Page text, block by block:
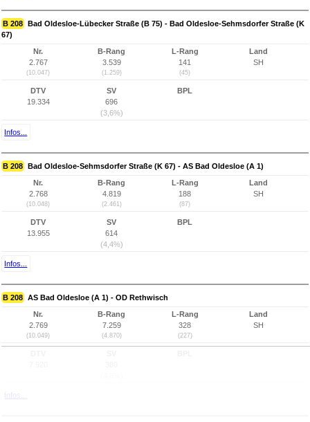
B 208 Bad Oldesloe-Lübecker Straße (B 75) - Bad Oldesloe-Sehmsdorfer Straße (K
67)
Nr.
2.767
(10.047)
B-Rang
3.539
(1.259)
L-Rang
141
(45)
Land
SH
DTV
19.334
SV
696
(3,6%)
BPL
Infos...
B 208 Bad Oldesloe-Sehmsdorfer Straße (K 67) - AS Bad Oldesloe (A 1)
Nr.
2.768
(10.048)
B-Rang
4.819
(2.461)
L-Rang
188
(87)
Land
SH
DTV
13.955
SV
614
(4,4%)
BPL
Infos...
B 208 AS Bad Oldesloe (A 1) - OD Rethwisch
Nr.
2.769
(10.049)
B-Rang
7.259
(4.870)
L-Rang
328
(227)
Land
SH
Infos...